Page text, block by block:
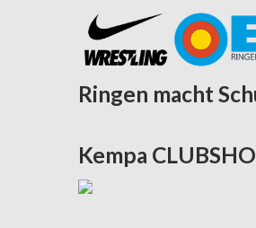
Ringen macht
Kempa